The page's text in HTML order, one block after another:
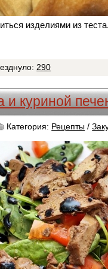
изделиями из
290
и куриной
Категория: Рецепты /